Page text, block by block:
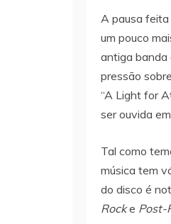
A pausa
um pouco
antiga banda
pressão
“A Light for
ser ouvida
Tal como
música tem
do disco é
Rocke Post-